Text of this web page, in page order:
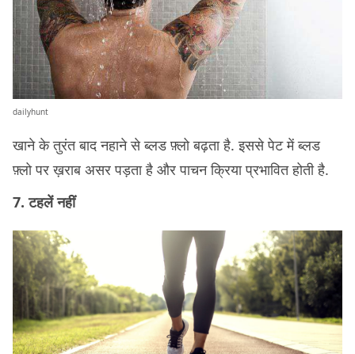
dailyhunt
खाने के तुरंत बाद नहाने से ब्लड फ़्लो बढ़ता है. इससे पेट में ब्लड
फ़्लो पर ख़राब असर पड़ता है और पाचन क्रिया प्रभावित होती है.
7. टहलें नहीं